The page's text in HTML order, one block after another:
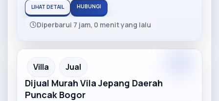
LIHAT DETAIL HUBUNGI
Diperbarui 7 jam, 0 menit yang lalu
Partner Ad
Villa Jual
Dijual Murah Vila Jepang Daerah
Puncak Bogor